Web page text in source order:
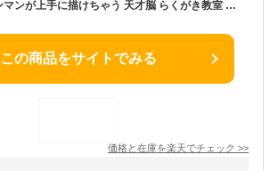
アガツマ アンパンマンが上手に描けちゃう 天才脳 らくがき教室 アンパンマン おもちゃ 1歳 2歳 3歳 男の子 女の子 誕生日 ギフト プレゼント 贈り物 お絵描き アンパンマンおえかき 絵 ぬりえ 子供 孫 知育玩具 指先 ペン 運筆力 学習 知育 育脳 キッズ
この商品をサイトでみる
価格と在庫を楽天でチェック >>